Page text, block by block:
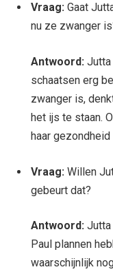
Vraag: Gaat
nu ze zwanger
Antwoord: Jutta
schaatsen erg
zwanger is,
het ijs te staan.
haar
Vraag: Willen
gebeurt dat?
Antwoord: Jutta
Paul plannen
waarschijnlijk